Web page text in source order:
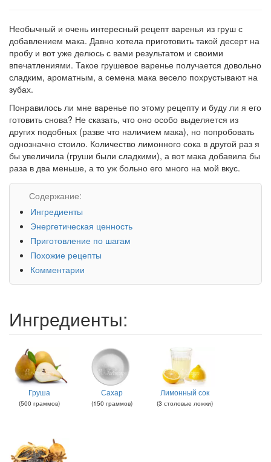
Необычный и очень интересный рецепт варенья из груш с
добавлением мака. Давно хотела приготовить такой десерт на
пробу и вот уже делюсь с вами результатом и своими
впечатлениями. Такое грушевое варенье получается довольно
сладким, ароматным, а семена мака весело похрустывают на
зубах.
Понравилось ли мне варенье по этому рецепту и буду ли я его
готовить снова? Не сказать, что оно особо выделяется из
других подобных (разве что наличием мака), но попробовать
однозначно стоило. Количество лимонного сока в другой раз я
бы увеличила (груши были сладкими), а вот мака добавила бы
раза в два меньше, а то уж больно его много на мой вкус.
Содержание:
Ингредиенты
Энергетическая ценность
Приготовление по шагам
Похожие рецепты
Комментарии
Ингредиенты:
Груша
(500 граммов)
Сахар
(150 граммов)
Лимонный сок
(3 столовые ложки)